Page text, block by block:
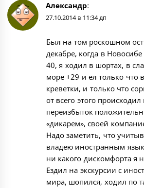
Александр:
27.10.2014 в 11:34 дп
Был на том роскошном
декабре, когда в
40, я ходил в шортах, в
море +29 и ел только что
креветки, и только что
от всего этого
переизбыток
«дикарем», своей
Надо заметить, что
владею иностранным
ни какого дискомфорта я
Ездил на экскурсии с
мира, шопился, ходил по